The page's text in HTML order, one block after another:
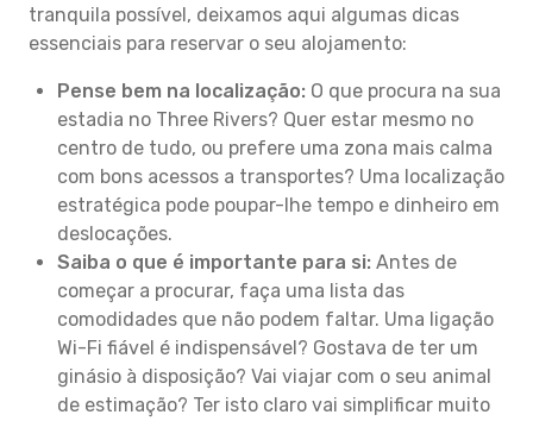
tranquila possível, deixamos aqui algumas dicas
essenciais para reservar o seu alojamento:
Pense bem na localização: O que procura na sua
estadia no Three Rivers? Quer estar mesmo no
centro de tudo, ou prefere uma zona mais calma
com bons acessos a transportes? Uma localização
estratégica pode poupar-lhe tempo e dinheiro em
deslocações.
Saiba o que é importante para si: Antes de
começar a procurar, faça uma lista das
comodidades que não podem faltar. Uma ligação
Wi-Fi fiável é indispensável? Gostava de ter um
ginásio à disposição? Vai viajar com o seu animal
de estimação? Ter isto claro vai simplificar muito